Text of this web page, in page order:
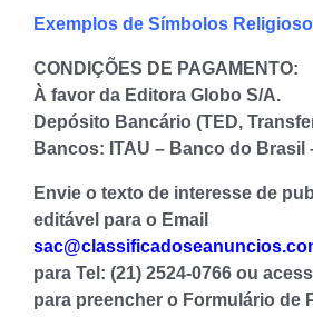
Exemplos de Símbolos
CONDIÇÕES DE PAGAMENTO:
À favor da Editora Globo S/A.
Depósito Bancário (TED,
Bancos: ITAU – Banco do Brasil
Envie o texto de interesse de
editável para o Email
para Tel: (21) 2524-0766 ou
para preencher o Formulário de